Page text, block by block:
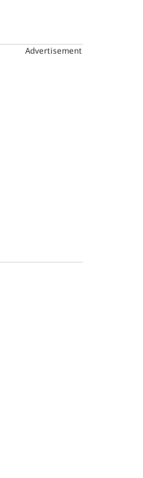
Advertisement